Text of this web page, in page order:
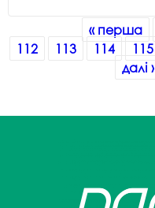
« перша
112
113 114 115
далі ›